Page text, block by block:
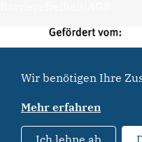
Wir benötigen Ihre
Mehr erfahren
Ich lehne ab